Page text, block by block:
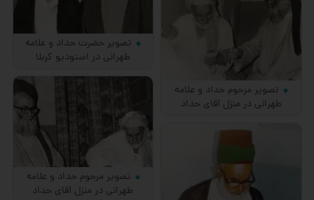
تصویر حضرت حداد و علامه
طهرانی در استودیو كربلا
تصویر مرحوم حداد و علامه
طهرانی در منزل آقای حداد
تصویر مرحوم حداد و علامه
طهرانی در منزل آقای حداد